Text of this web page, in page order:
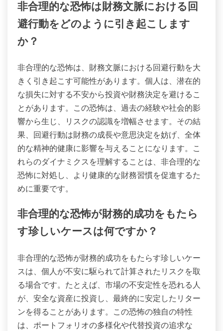
非合理的な恐怖は財務文脈における回
避行動をどのように引き起こします
か？
非合理的な恐怖は、財務文脈における回避行動を大
きく引き起こす可能性があります。個人は、潜在的
な損失に対する不安から投資や財務決定を避けるこ
とがあります。この恐怖は、過去の経験や社会的影
響から生じ、リスクの認識を増幅させます。その結
果、回避行動は財務の成長や意思決定を妨げ、全体
的な精神的健康に影響を与えることになります。こ
れらのダイナミクスを理解することは、非合理的な
恐怖に対処し、より健康的な財務習慣を促進するた
めに重要です。
非合理的な恐怖が財務的成功をもたら
す珍しいケースは何ですか？
非合理的な恐怖が財務的成功をもたらす珍しいケー
スは、個人が不安に駆られて計算されたリスクを取
る場合です。たとえば、市場の不安定性を恐れる人
が、安全な資産に投資し、最終的に安定したリター
ンを得ることがあります。この恐怖の独自の特性
は、ポートフォリオの多様化や代替投資の追求な